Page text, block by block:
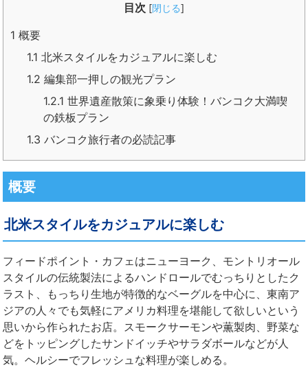
目次 [閉じる]
1 概要
1.1 北米スタイルをカジュアルに楽しむ
1.2 編集部一押しの観光プラン
1.2.1 世界遺産散策に象乗り体験！バンコク大満喫
の鉄板プラン
1.3 バンコク旅行者の必読記事
概要
北米スタイルをカジュアルに楽しむ
フィードポイント・カフェはニューヨーク、モントリオール
スタイルの伝統製法によるハンドロールでむっちりとしたク
ラスト、もっちり生地が特徴的なベーグルを中心に、東南ア
ジアの人々でも気軽にアメリカ料理を堪能して欲しいという
思いから作られたお店。スモークサーモンや薫製肉、野菜な
どをトッピングしたサンドイッチやサラダボールなどが人
気。ヘルシーでフレッシュな料理が楽しめる。